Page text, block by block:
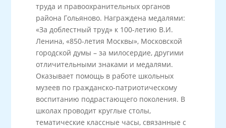
труда и правоохранительных органов
района Гольяново. Награждена медалями:
«За доблестный труд» к 100-летию В.И.
Ленина, «850-летия Москвы», Московской
городской думы – за милосердие, другими
отличительными знаками и медалями.
Оказывает помощь в работе школьных
музеев по гражданско-патриотическому
воспитанию подрастающего поколения. В
школах проводит круглые столы,
тематические классные часы, связанные с